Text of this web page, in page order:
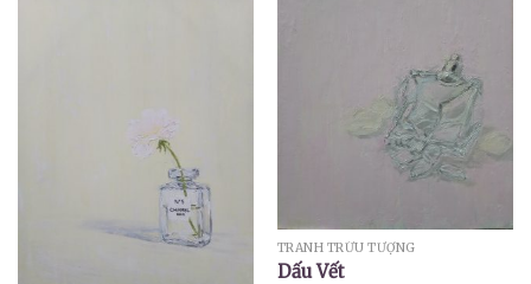
TRANH TRỪU TƯỢNG
Dấu Vết